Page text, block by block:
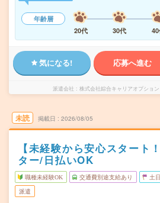
年齢層
20代
30代
気になる! 応募へ進む
派遣会社 株式会社綜合キャリアオプショ
未読 掲載日 2026/08/05
【未経験から安心スタート
ター/日払いOK
職種未経験OK 交通費別途支給あり 土
派遣